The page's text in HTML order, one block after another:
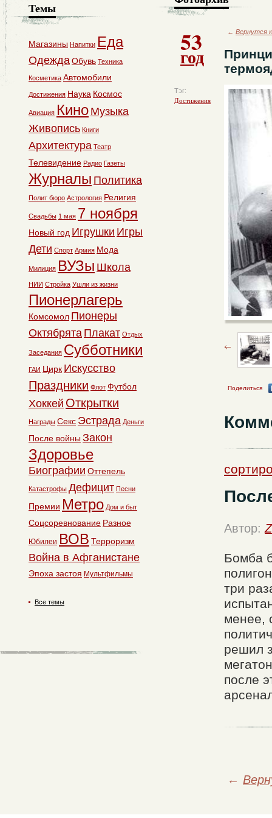
53
год
Тэг:
Достижения
← Вернутся
Поделиться
Автор:
Бомба
три
менее,
решил
после
←
Темы
Магазины Напитки Еда
ОдеждаОбувь Техника
Косметика Автомобили
Достижения Наука Космос
Авиация Кино Музыка
Живопись Книги
Архитектура Театр
Телевидение Радио Газеты
Журналы Политика
Полит бюро Астрология Религия
Свадьбы 1 мая 7 ноября
Новый год Игрушки Игры
Дети Спорт Армия Мода
Милиция ВУЗы Школа
НИИ Стройка Ушли из жизни
Пионерлагерь
Комсомол Пионеры
Октябрята Плакат Отдых
Заседания Субботники
ГАИ Цирк Искусство
Праздники Флот Футбол
Хоккей Открытки
Награды Секс Эстрада Деньги
После войны Закон
Здоровье
Биографии Оттепель
Катастрофы Дефицит Песни
Премии Метро Дом и быт
Соцсоревнование Разное
Юбилеи ВОВ Терроризм
Война в Афганистане
Эпоха застоя Мультфильмы
Все темы